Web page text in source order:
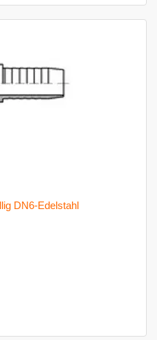
DN6-Edelstahl